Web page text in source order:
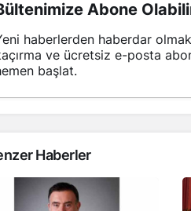
Abone
haberlerden haberdar olmak
ve ücretsiz e-posta
başlat.
Haberler